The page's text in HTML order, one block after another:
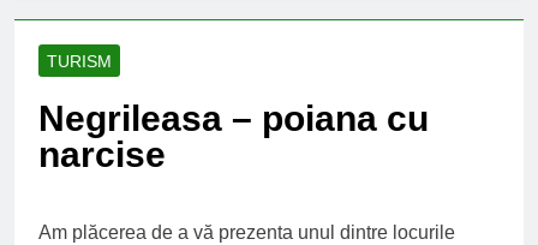
campanie ale lui
Donald Trump
cu Pamantul
6 Ani Ago
TURISM
Negrileasa – poiana cu
narcise
Am plăcerea de a vă prezenta unul dintre locurile